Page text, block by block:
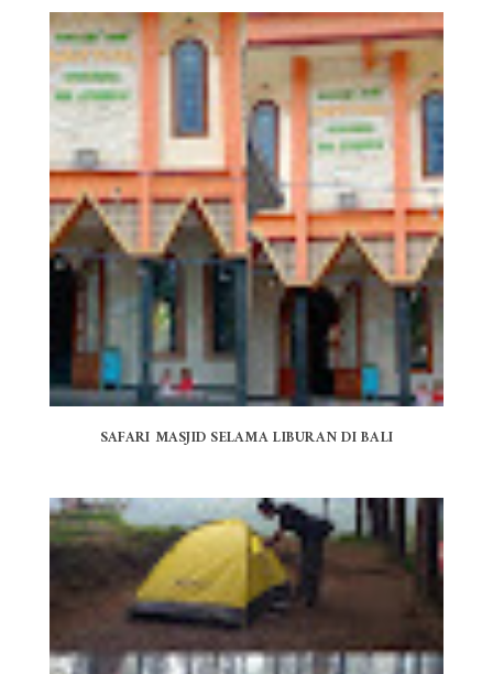
SAFARI MASJID SELAMA LIBURAN DI BALI